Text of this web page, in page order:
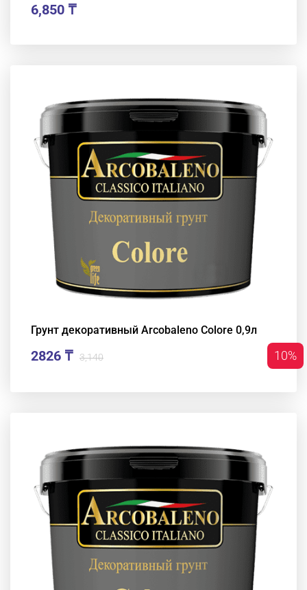
6,850 ₸
Грунт декоративный Arcobaleno Colore 0,9л
2826 ₸ 3,140 10%